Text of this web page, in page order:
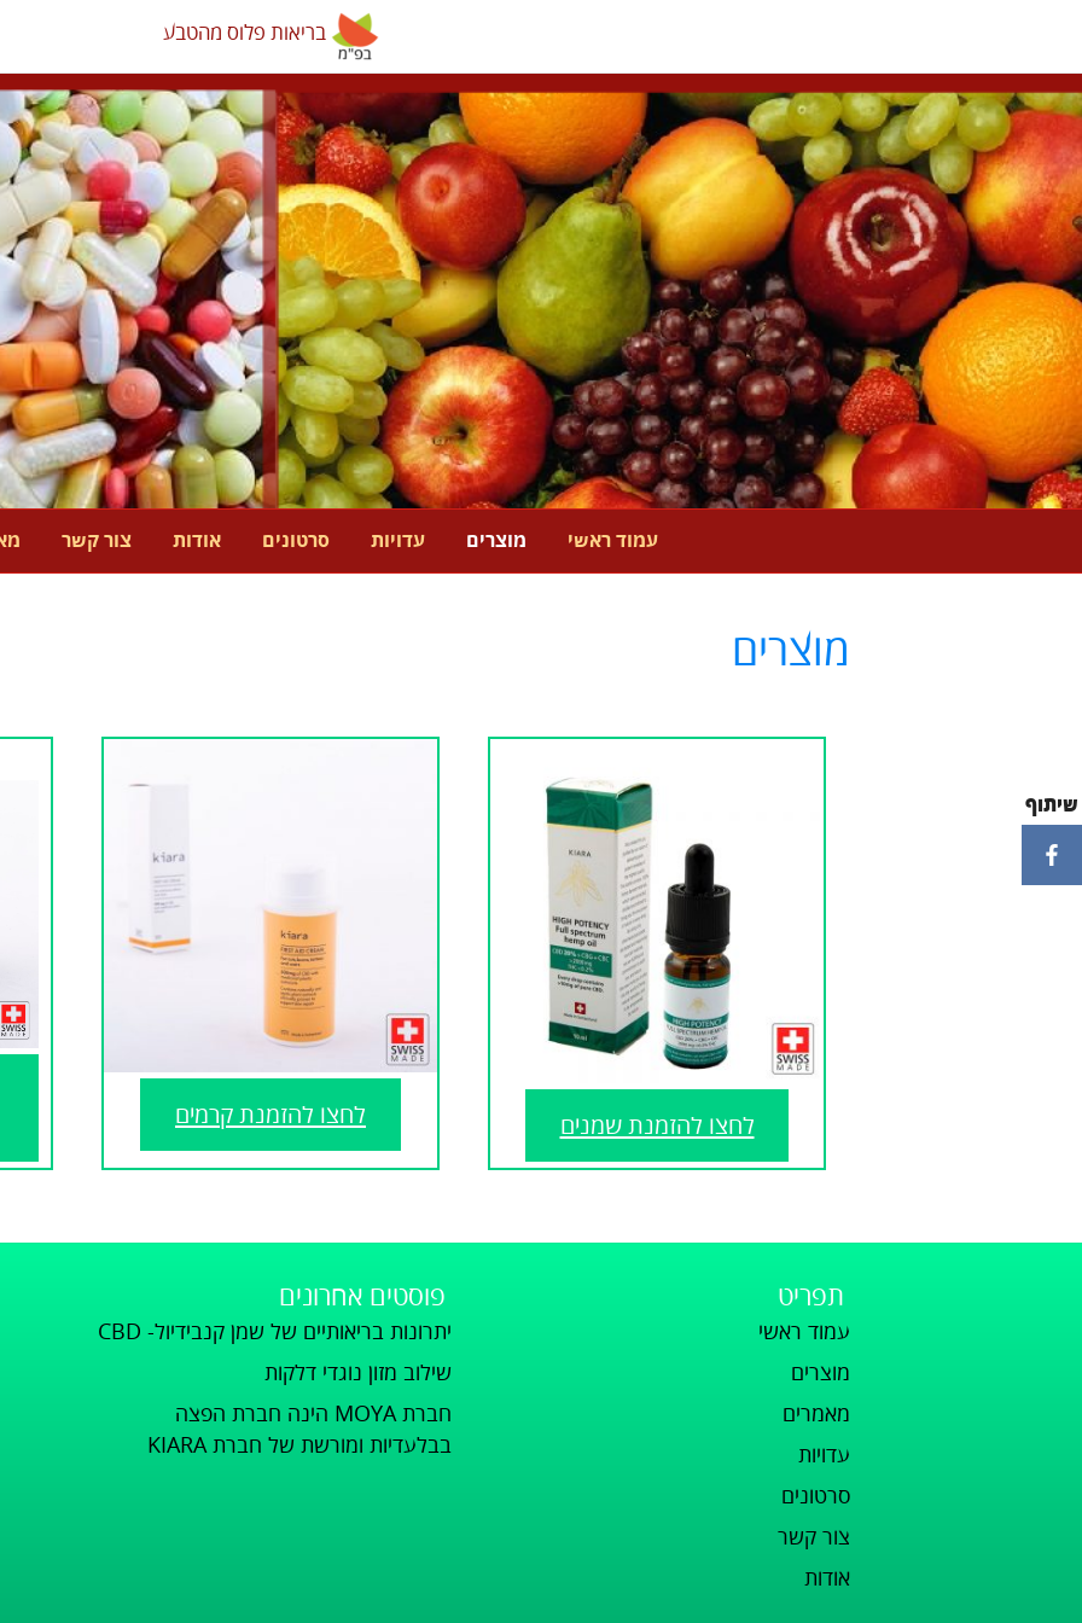
בריאות פלוס מהטבע
בריאות פלוס מהטבע
עמוד ראשי מוצרים עדויות סרטונים אודות צור קשר
מוצרים
לחצו להזמנת שמנים לחצו להזמנת קרמים
תפריט
עמוד ראשי
מוצרים
מאמרים
עדויות
סרטונים
צור קשר
אודות
פוסטים אחרונים
יתרונות בריאותיים של שמן קנבידיול- CBD
שילוב מזון נוגדי דלקות
חברת MOYA הינה חברת הפצה
בבלעדיות ומורשת של חברת KIARA
שיתוף